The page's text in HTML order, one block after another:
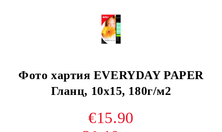
Фото хартия EVERYDAY PAPER
Гланц, 10x15, 180г/м2
€15.90